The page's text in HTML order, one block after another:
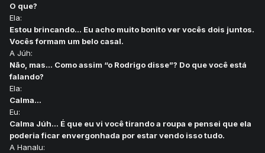
O que?
Ela:
Estou brincando... Eu acho muito bonito ver vocês dois juntos.
Vocês formam um belo casal.
A Júh:
Não, mas... Como assim “o Rodrigo disse”? Do que você está
falando?
Ela:
Calma...
Eu:
Calma Júh... É que eu vi você tirando a roupa e pensei que ela
poderia ficar envergonhada por estar vendo isso tudo.
A Hanalu: